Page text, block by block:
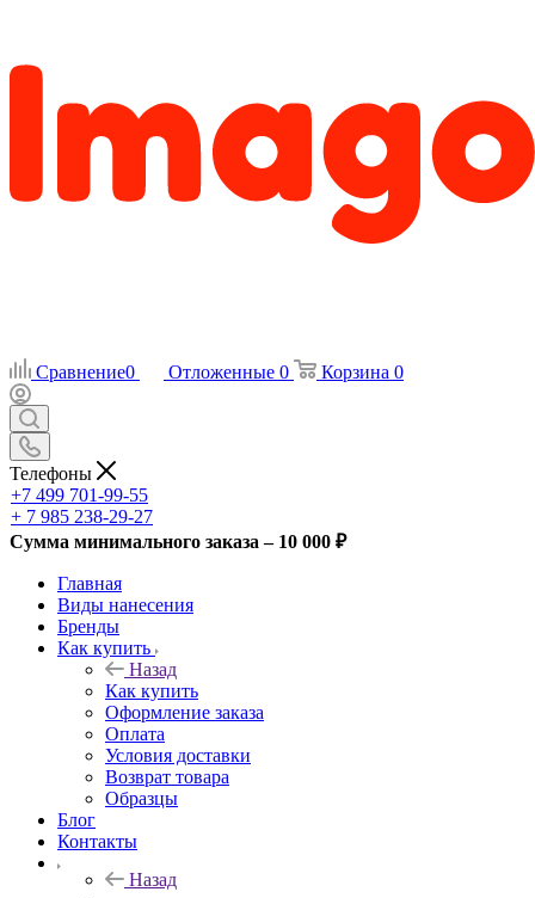
Сравнение0 Отложенные 0 Корзина 0
Телефоны
+7 499 701-99-55
+ 7 985 238-29-27
Сумма минимального заказа – 10 000 ₽
Главная
Виды нанесения
Бренды
Как купить
Назад
Как купить
Оформление заказа
Оплата
Условия доставки
Возврат товара
Образцы
Блог
Контакты
Назад